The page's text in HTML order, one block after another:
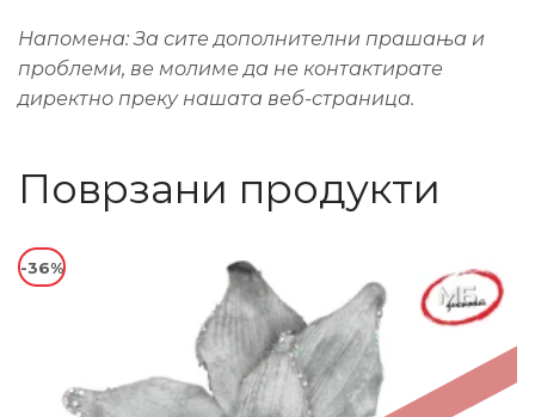
Напомена: За сите дополнителни прашања и
проблеми, ве молиме да не контактирате
директно преку нашата веб-страница.
Поврзани продукти
-36%